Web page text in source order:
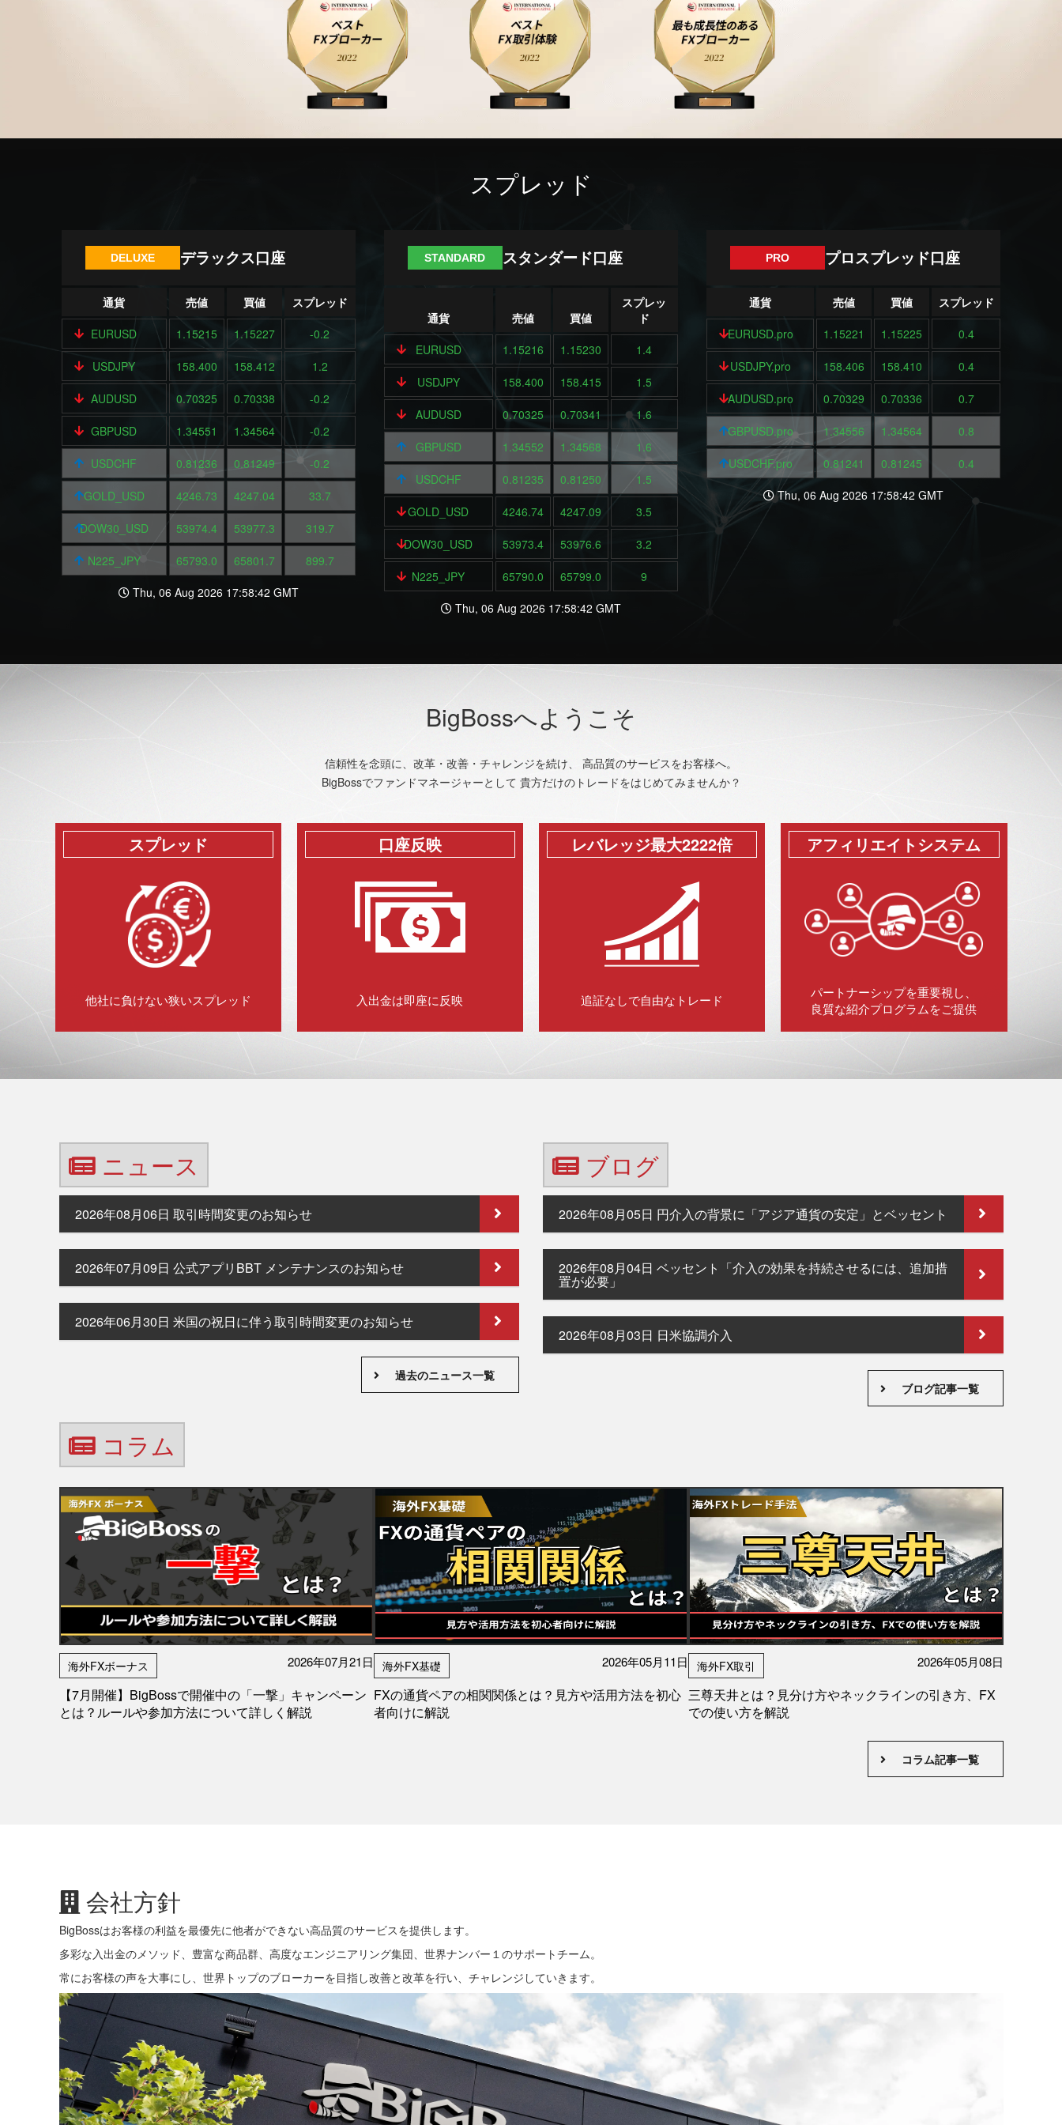
スプレッド
DELUXE デラックス口座
通貨 売値 買値
スプレッド
EURUSD
1.15215 1.15227 -0.2
USDJPY 158.400 158.412 1.2
AUDUSD 0.70325 0.70338 -0.2
GBPUSD 1.34551 1.34564 -0.2
USDCHF 0.81236 0.81249 -0.2
GOLD_USD 4246.73 4247.04 33.7
DOW30_USD 53974.4 53977.3 319.7
N225_JPY 65793.0 65801.7
899.7
Thu, 06 Aug 2026 17:58:42 GMT
STANDARD スタンダード口座
通貨 売値 買値
スプレッ
ド
EURUSD
1.15216 1.15230 1.4
USDJPY 158.400 158.415 1.5
AUDUSD 0.70325 0.70341 1.6
GBPUSD 1.34552 1.34568 1.6
USDCHF 0.81235 0.81250 1.5
GOLD_USD 4246.74 4247.09 3.5
DOW30_USD 53973.4 53976.6 3.2
N225_JPY 65790.0 65799.0
9
Thu, 06 Aug 2026 17:58:42 GMT
PRO プロスプレッド口座
通貨 売値 買値
スプレッド
EURUSD.pro
1.15221 1.15225 0.4
USDJPY.pro 158.406 158.410 0.4
AUDUSD.pro 0.70329 0.70336 0.7
GBPUSD.pro 1.34556 1.34564 0.8
USDCHF.pro 0.81241 0.81245
0.4
Thu, 06 Aug 2026 17:58:42 GMT
BigBossへようこそ
信頼性を念頭に、改革・改善・チャレンジを続け、 高品質のサービスをお客様へ。
BigBossでファンドマネージャーとして 貴方だけのトレードをはじめてみませんか？
スプレッド
他社に負けない狭いスプレッド
口座反映
入出金は即座に反映
レバレッジ最大2222倍
追証なしで自由なトレード
アフィリエイトシステム
パートナーシップを重要視し、
良質な紹介プログラムをご提供
ニュース
2026年08月06日 取引時間変更のお知らせ
2026年07月09日 公式アプリBBT メンテナンスのお知らせ
2026年06月30日 米国の祝日に伴う取引時間変更のお知らせ
過去のニュース一覧
ブログ
2026年08月05日 円介入の背景に「アジア通貨の安定」とベッセント
2026年08月04日 ベッセント「介入の効果を持続させるには、追加措
置が必要」
2026年08月03日 日米協調介入
ブログ記事一覧
コラム
海外FXボーナス 2026年07月21日
【7月開催】BigBossで開催中の「一撃」キャンペーン
とは？ルールや参加方法について詳しく解説
海外FX基礎 2026年05月11日
FXの通貨ペアの相関関係とは？見方や活用方法を初心
者向けに解説
海外FX取引 2026年05月08日
三尊天井とは？見分け方やネックラインの引き方、FX
での使い方を解説
コラム記事一覧
会社方針
BigBossはお客様の利益を最優先に他者ができない高品質のサービスを提供します。
多彩な入出金のメソッド、豊富な商品群、高度なエンジニアリング集団、世界ナンバー１のサポートチーム。
常にお客様の声を大事にし、世界トップのブローカーを目指し改善と改革を行い、チャレンジしていきます。